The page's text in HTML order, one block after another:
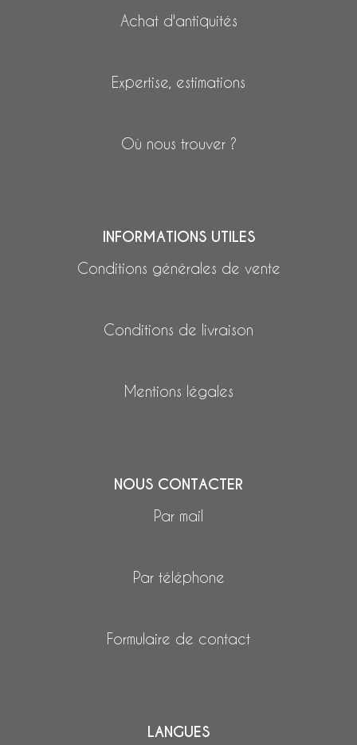
Achat d'antiquités
Expertise, estimations
Où nous trouver ?
INFORMATIONS UTILES
Conditions générales de vente
Conditions de livraison
Mentions légales
NOUS CONTACTER
Par mail
Par téléphone
Formulaire de contact
LANGUES